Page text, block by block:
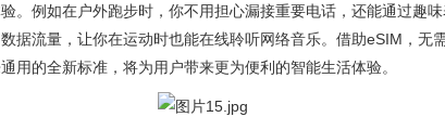
。例如在户外跑步时，你不用担心漏接重要电话，还能通过趣
据流量，让你在运动时也能在线聆听网络音乐。借助eSIM，无
用的全新标准，将为用户带来更为便利的智能生活体验。